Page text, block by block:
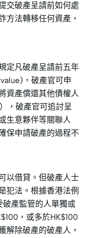
交破產呈請前如何處
方法轉移任何資產，
定凡破產呈請前五年
，破產官可申
資產償還其他債權人
，破產官可追討呈
生意夥伴等關聯人
保申請破產的過程不
以借貸。但破產人士
犯法。根據香港法例
破產監管的人單獨或
，或多於HK$100
解除破產的破產人，